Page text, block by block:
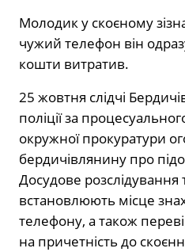
Молодик у скоєному
чужий телефон він
кошти витратив.
25 жовтня слідчі
поліції за
окружної прокуратури
бердичівлянину про
Досудове розслідування
встановлюють місце
телефону, а також
на причетність до